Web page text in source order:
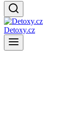
Detoxy.cz